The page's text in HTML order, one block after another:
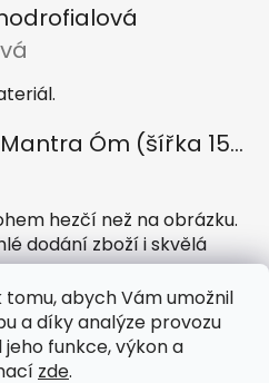
tomu, abych Vám umožnil
a díky analýze provozu
funkce, výkon a
zde.
5 hvězdiček.
Měděný náramek Mantra Óm (šířka 15 mm)
5 hvězdiček.
hezčí než na obrázku.
dodání zboží i skvělá
z 5 hvězdiček.